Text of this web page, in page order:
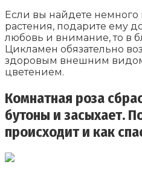
Если вы найдете
растения, подарите ему
любовь и внимание, то в
Цикламен обязательно
здоровым внешним
цветением.
Комнатная роза
бутоны и засыхает.
происходит и как